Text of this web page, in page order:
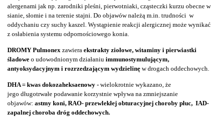
alergenami jak np. zarodniki pleśni, pierwotniaki, cząsteczki kurzu obecne w
sianie, słomie i na terenie stajni. Do objawów należą m.in. trudności w
oddychaniu czy suchy kaszel. Wystąpienie reakcji alergicznej może wynikać
z osłabienia systemu odpornościowego konia.
DROMY Pulmonex zawiera ekstrakty ziołowe, witaminy i pierwiastki
śladowe o udowodnionym działaniu immunostymulującym,
antyoksydacyjnym i rozrzedzającym wydzielinę w drogach oddechowych.
DHA = kwas dokozaheksaenowy - wielokrotnie wykazano, że
jego długotrwałe podawanie korzystnie wpływa na zmniejszanie
objawów: astmy koni, RAO- przewlekłej obturacyjnej choroby płuc, IAD-
zapalnej choroba dróg oddechowych.